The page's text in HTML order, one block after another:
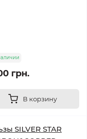
грн.
В корзину
SILVER STAR